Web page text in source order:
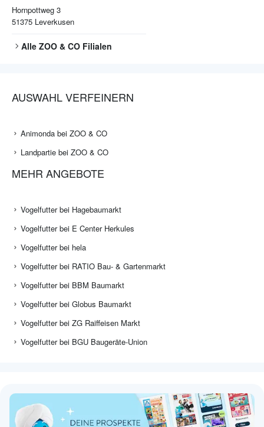
Hornpottweg 3
51375 Leverkusen
Alle ZOO & CO Filialen
AUSWAHL VERFEINERN
Animonda bei ZOO & CO
Landpartie bei ZOO & CO
MEHR ANGEBOTE
Vogelfutter bei Hagebaumarkt
Vogelfutter bei E Center Herkules
Vogelfutter bei hela
Vogelfutter bei RATIO Bau- & Gartenmarkt
Vogelfutter bei BBM Baumarkt
Vogelfutter bei Globus Baumarkt
Vogelfutter bei ZG Raiffeisen Markt
Vogelfutter bei BGU Baugeräte-Union